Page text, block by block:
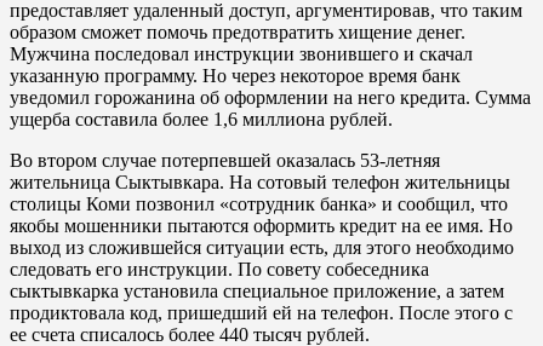
предоставляет удаленный доступ, аргументировав, что таким
образом сможет помочь предотвратить хищение денег.
Мужчина последовал инструкции звонившего и скачал
указанную программу. Но через некоторое время банк
уведомил горожанина об оформлении на него кредита. Сумма
ущерба составила более 1,6 миллиона рублей.
Во втором случае потерпевшей оказалась 53-летняя
жительница Сыктывкара. На сотовый телефон жительницы
столицы Коми позвонил «сотрудник банка» и сообщил, что
якобы мошенники пытаются оформить кредит на ее имя. Но
выход из сложившейся ситуации есть, для этого необходимо
следовать его инструкции. По совету собеседника
сыктывкарка установила специальное приложение, а затем
продиктовала код, пришедший ей на телефон. После этого с
ее счета списалось более 440 тысяч рублей.